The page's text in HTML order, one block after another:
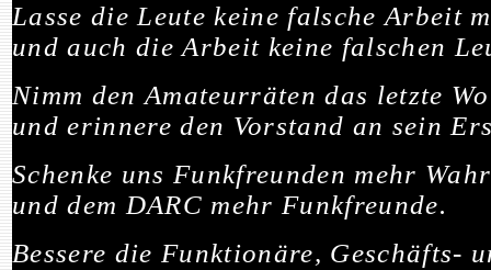
Lasse die Leute keine falsche Arbeit
und auch die Arbeit keine falschen
Nimm den Amateurräten das letzte
und erinnere den Vorstand an sein
Schenke uns Funkfreunden mehr
und dem DARC mehr Funkfreunde.
Bessere die Funktionäre, Geschäfts-